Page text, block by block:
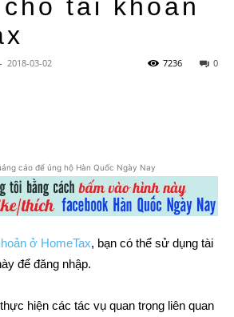
tài khoản
- 2018-03-02 0
7236
cáo để ủng hộ Hàn Quốc Ngày Nay
ở HomeTax, bạn có thể sử dụng tài
để đăng nhập.
hiện các tác vụ quan trọng liên quan